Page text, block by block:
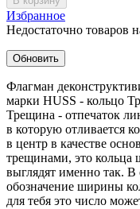
Избранное
Недостаточно товаров
Флагман
марки HUSS - кольцо
Трещина - отпечаток
в которую отливается
в центр в качестве
трещинами, это
выглядят именно так. В
обозначение ширины
для тебя это число